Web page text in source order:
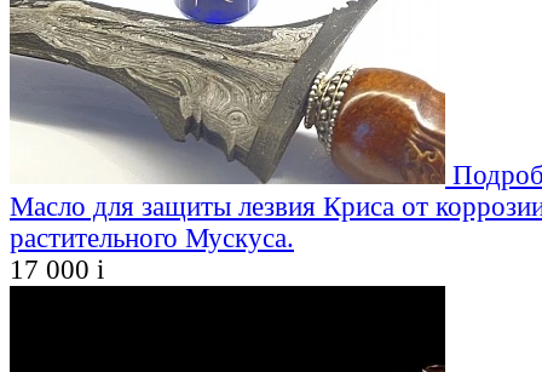
Масло для защиты лезвия Криса от
растительного Мускуса.
17 000 i